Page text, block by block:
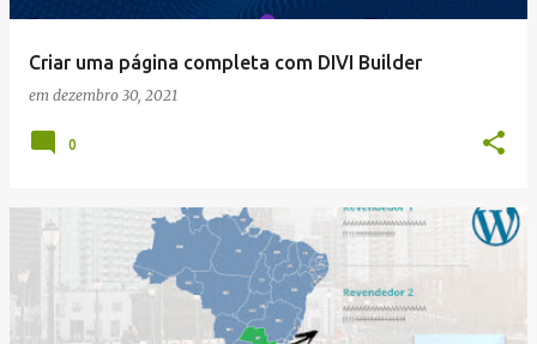
Criar uma página completa com DIVI Builder
em dezembro 30, 2021
0